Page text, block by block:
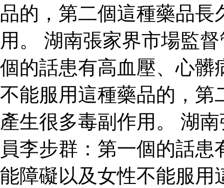
品的，第二個這種藥品
用。 湖南張家界市場監
個的話患有高血壓、心髒
不能服用這種藥品的，第
產生很多毒副作用。 湖
員李步群：第一個的話
能障礙以及女性不能服用